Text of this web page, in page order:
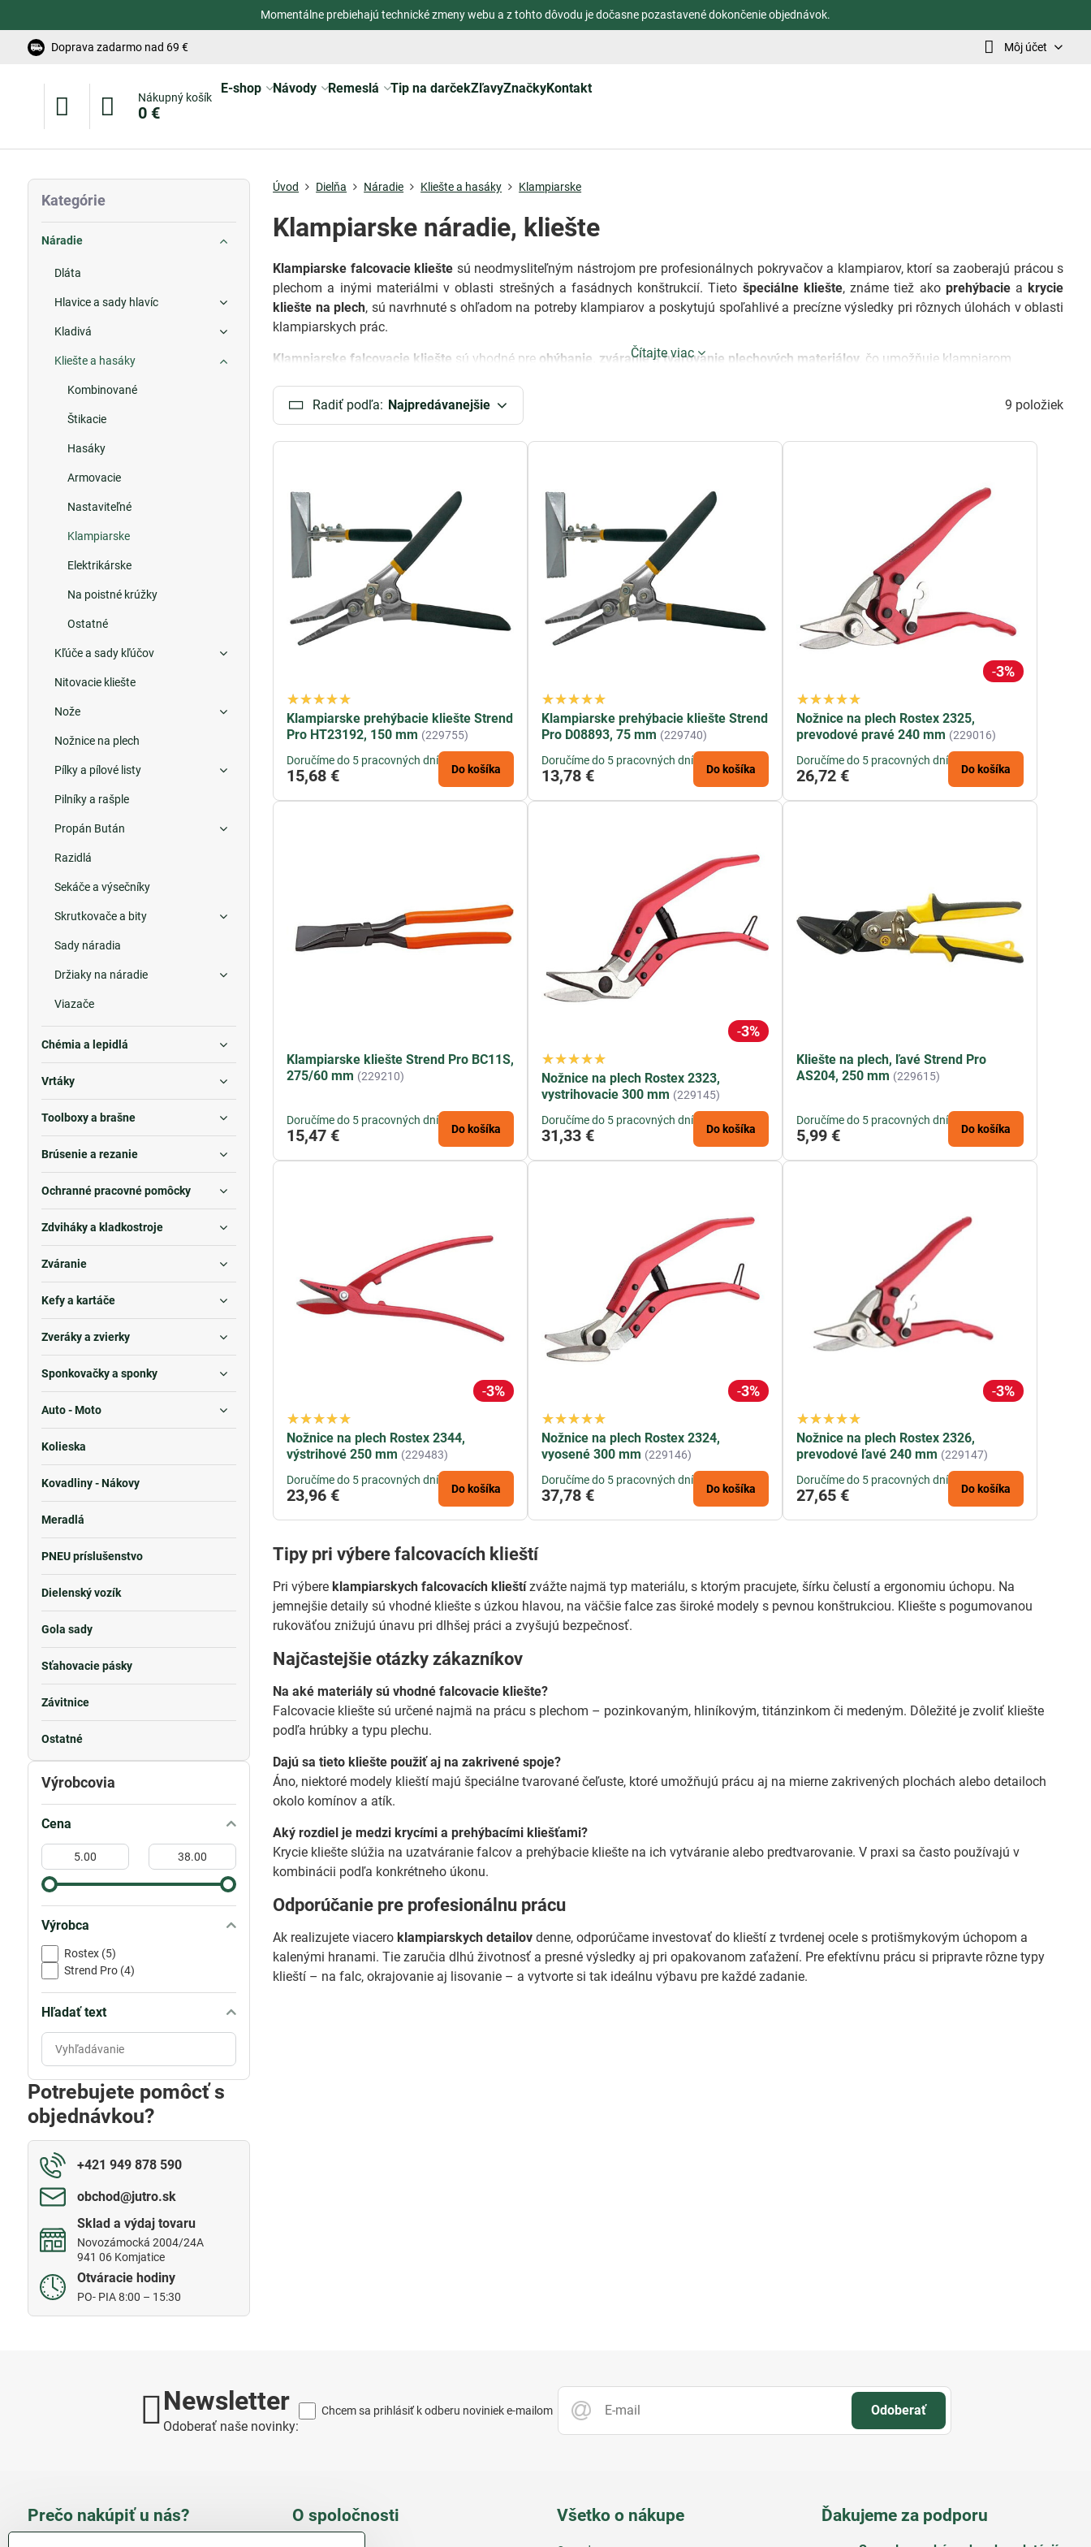
Momentálne prebiehajú technické zmeny webu a z tohto dôvodu je dočasne pozastavené dokončenie objednávok.
Doprava zadarmo nad 69 € Môj účet
Nákupný košík
0 €
E-shop Návody Remeslá Tip na darčekZľavyZnačkyKontakt
Úvod Dielňa Náradie Kliešte a hasáky Klampiarske
Klampiarske náradie, kliešte
Klampiarske falcovacie kliešte sú neodmysliteľným nástrojom pre profesionálnych pokryvačov a klampiarov, ktorí sa zaoberajú prácou s
plechom a inými materiálmi v oblasti strešných a fasádnych konštrukcií. Tieto špeciálne kliešte, známe tiež ako prehýbacie a krycie
kliešte na plech, sú navrhnuté s ohľadom na potreby klampiarov a poskytujú spoľahlivé a precízne výsledky pri rôznych úlohách v oblasti
klampiarskych prác.
Klampiarske falcovacie kliešte sú vhodné pre ohýbanie, zváranieatvarovanie plechových materiálov , čo umožňuje klampiarom
efektívne použitie aj pri náročných úlohách.
Tieto špeciálne kliešte sú ideálne pre rôzne úlohy v oblasti
pri tvorbe spojov a detailov v plechových konštrukciách a zabezpečujú precízne a profesionálne výsledky.
do vysokej kvality a presnosti so svojimi nástrojmi a zabezpečte si úspešné dokončenie vašich klampiarskych projektov. Vyberte si
klampiarske falcovacie kliešte, ktoré budú vyhovovať vašim potrebám a očakávaniám, a začnite pracovať s dôverou.
Čítajte viac
Radiť podľa: Najpredávanejšie 9 položiek
Klampiarske prehýbacie kliešte Strend
Pro HT23192, 150 mm (229755)
Doručíme do 5 pracovných dní
15,68 € Do košíka
Klampiarske prehýbacie kliešte Strend
Pro D08893, 75 mm (229740)
Doručíme do 5 pracovných dní
13,78 € Do košíka
3%
Nožnice na plech Rostex 2325,
prevodové pravé 240 mm (229016)
Doručíme do 5 pracovných dní
26,72 € Do košíka
Klampiarske kliešte Strend Pro BC11S,
275/60 mm (229210)
Doručíme do 5 pracovných dní
15,47 € Do košíka
3%
Nožnice na plech Rostex 2323,
vystrihovacie 300 mm (229145)
Doručíme do 5 pracovných dní
31,33 € Do košíka
Kliešte na plech, ľavé Strend Pro
AS204, 250 mm (229615)
Doručíme do 5 pracovných dní
5,99 € Do košíka
3%
Nožnice na plech Rostex 2344,
výstrihové 250 mm (229483)
Doručíme do 5 pracovných dní
23,96 € Do košíka
3%
Nožnice na plech Rostex 2324,
vyosené 300 mm (229146)
Doručíme do 5 pracovných dní
37,78 € Do košíka
3%
Nožnice na plech Rostex 2326,
prevodové ľavé 240 mm (229147)
Doručíme do 5 pracovných dní
27,65 € Do košíka
Tipy pri výbere falcovacích klieští
Pri výbere klampiarskych falcovacích klieštízvážte najmä typ materiálu, s ktorým pracujete, šírku čelustí a ergonomiu úchopu. Na
jemnejšie detaily sú vhodné kliešte s úzkou hlavou, na väčšie falce zas široké modely s pevnou konštrukciou. Kliešte s pogumovanou
rukoväťou znižujú únavu pri dlhšej práci a zvyšujú bezpečnosť.
Najčastejšie otázky zákazníkov
Na aké materiály sú vhodné falcovacie kliešte?
Falcovacie kliešte sú určené najmä na prácu s plechom – pozinkovaným, hliníkovým, titánzinkom či medeným. Dôležité je zvoliť kliešte
podľa hrúbky a typu plechu.
Dajú sa tieto kliešte použiť aj na zakrivené spoje?
Áno, niektoré modely klieští majú špeciálne tvarované čeľuste, ktoré umožňujú prácu aj na mierne zakrivených plochách alebo detailoch
okolo komínov a atík.
Aký rozdiel je medzi krycími a prehýbacími kliešťami?
Krycie kliešte slúžia na uzatváranie falcov a prehýbacie kliešte na ich vytváranie alebo predtvarovanie. V praxi sa často používajú v
kombinácii podľa konkrétneho úkonu.
Odporúčanie pre profesionálnu prácu
Ak realizujete viacero klampiarskych detailov denne, odporúčame investovať do klieští z tvrdenej ocele s protišmykovým úchopom a
kalenými hranami. Tie zaručia dlhú životnosť a presné výsledky aj pri opakovanom zaťažení. Pre efektívnu prácu si pripravte rôzne typy
klieští – na falc, okrajovanie aj lisovanie – a vytvorte si tak ideálnu výbavu pre každé zadanie.
Výrobcovia
Cena
Od:
Do:
Výrobca
Rostex (5)
Strend Pro (4)
Hľadať text
Prehľadať
výsledky
filtra
fulltextom
Potrebujete pomôcť s
objednávkou?
+421 949 878 590
obchod​@jutro​.sk
Sklad a výdaj tovaru
Novozámocká 2004/24A
941 06 Komjatice
Otváracie hodiny
PO- PIA 8:00 – 15:30
Kategórie
Náradie
Dláta
Hlavice a sady hlavíc
Kladivá
Kliešte a hasáky
Kombinované
Štikacie
Hasáky
Armovacie
Nastaviteľné
Klampiarske
Elektrikárske
Na poistné krúžky
Ostatné
Kľúče a sady kľúčov
Nitovacie kliešte
Nože
Nožnice na plech
Pílky a pílové listy
Pilníky a rašple
Propán Bután
Razidlá
Sekáče a výsečníky
Skrutkovače a bity
Sady náradia
Držiaky na náradie
Viazače
Chémia a lepidlá
Vrtáky
Toolboxy a brašne
Brúsenie a rezanie
Ochranné pracovné pomôcky
Zdviháky a kladkostroje
Zváranie
Kefy a kartáče
Zveráky a zvierky
Sponkovačky a sponky
Auto - Moto
Kolieska
Kovadliny - Nákovy
Meradlá
PNEU príslušenstvo
Dielenský vozík
Gola sady
Sťahovacie pásky
Závitnice
Ostatné
Newsletter
Odoberať naše novinky:
Odoberať
Chcem sa prihlásiť k odberu noviniek e-mailom
Prečo nakúpiť u nás? O spoločnosti Všetko o nákupe Ďakujeme za podporu